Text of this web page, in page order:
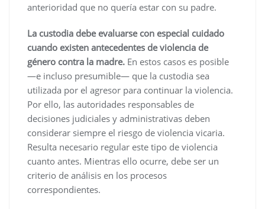
anterioridad que no quería estar con su padre.
La custodia debe evaluarse con especial cuidado
cuando existen antecedentes de violencia de
género contra la madre. En estos casos es posible
—e incluso presumible— que la custodia sea
utilizada por el agresor para continuar la violencia.
Por ello, las autoridades responsables de
decisiones judiciales y administrativas deben
considerar siempre el riesgo de violencia vicaria.
Resulta necesario regular este tipo de violencia
cuanto antes. Mientras ello ocurre, debe ser un
criterio de análisis en los procesos
correspondientes.